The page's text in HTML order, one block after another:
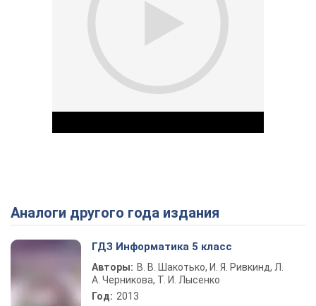
Play Video
Аналоги другого года издания
ГДЗ Информатика 5 класс
Авторы: В. В. Шакотько, И. Я. Ривкинд, Л.
А. Черникова, Т. И. Лысенко
Год: 2013